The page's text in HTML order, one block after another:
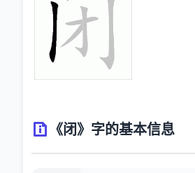
《闭》字的基本信息